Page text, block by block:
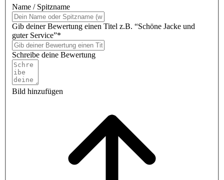
Name / Spitzname
Gib deiner Bewertung einen Titel z.B. “Schöne Jacke und
guter Service”*
Schreibe deine Bewertung
Bild hinzufügen